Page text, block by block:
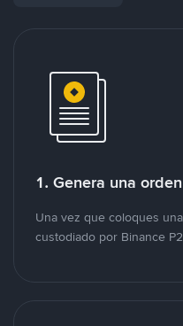
1. Genera una orden
Una vez que coloques
custodiado por Binance